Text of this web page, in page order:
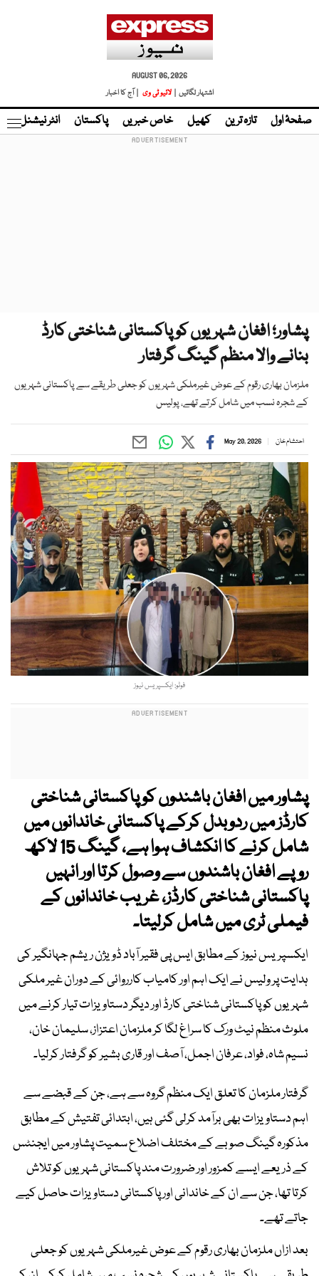
AUGUST 06, 2026
اشتہار لگائیں |
لائیو ٹی وی | آج کا اخبار
صفحۂ اول تازہ ترین کھیل خاص خبریں پاکستان انٹر نیشنل
پشاور؛ افغان شہریوں کو پاکستانی شناختی کارڈ
بنانے والا منظم گینگ گرفتار
ملزمان بھاری رقوم کے عوض غیرملکی شہریوں کو جعلی طریقے سے پاکستانی شہریوں
کے شجرہ نسب میں شامل کرتے تھے، پولیس
احتشام خان May 20, 2026
فوٹو: ایکسپریس نیوز
پشاور میں افغان باشندوں کو پاکستانی شناختی
کارڈز میں ردوبدل کرکے پاکستانی خاندانوں میں
شامل کرنے کا انکشاف ہوا ہے، گینگ 15 لاکھ
روپے افغان باشندوں سے وصول کرتا اور انہیں
پاکستانی شناختی کارڈز، غریب خاندانوں کے
فیملی ٹری میں شامل کرلیتا۔
ایکسپریس نیوز کے مطابق ایس پی فقیر آباد ڈویژن ریشم جہانگیر کی
ہدایت پر ولیس نے ایک اہم اور کامیاب کارروائی کے دوران غیر ملکی
شہریوں کو پاکستانی شناختی کارڈ اور دیگر دستاویزات تیار کرنے میں
ملوث منظم نیٹ ورک کا سراغ لگا کر ملزمان اعتزاز، سلیمان خان،
نسیم شاہ، فواد، عرفان اجمل، آصف اور قاری بشیر کو گرفتار کرلیا۔
گرفتار ملزمان کا تعلق ایک منظم گروہ سے ہے، جن کے قبضے سے
اہم دستاویزات بھی برآمد کرلی گئی ہیں، ابتدائی تفتیش کے مطابق
مذکورہ گینگ صوبے کے مختلف اضلاع سمیت پشاور میں ایجنٹس
کے ذریعے ایسے کمزور اور ضرورت مند پاکستانی شہریوں کو تلاش
کرتا تھا، جن سے ان کے خاندانی اور پاکستانی دستاویزات حاصل کیے
جاتے تھے۔
بعد ازاں ملزمان بھاری رقوم کے عوض غیرملکی شہریوں کو جعلی